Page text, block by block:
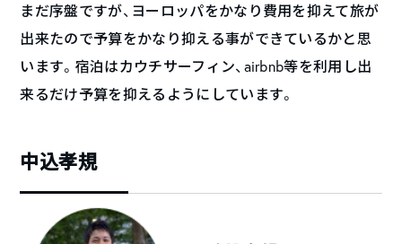
まだ序盤ですが、ヨーロッパをかなり費用を抑えて旅が
出来たので予算をかなり抑える事ができているかと思
います。宿泊はカウチサーフィン、airbnb等を利用し出
来るだけ予算を抑えるようにしています。
中込孝規